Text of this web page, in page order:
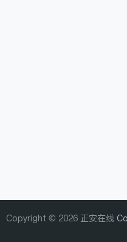
Copyright © 2026 正安在线